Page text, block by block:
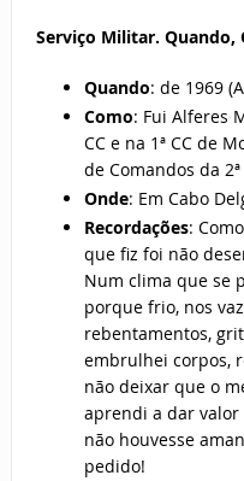
Serviço Militar. Quando,
Quando: de 1969
Como: Fui Alferes
CC e na 1ª CC de
de Comandos da
Onde: Em Cabo
Recordações:
que fiz foi não
Num clima que se
porque frio, nos
rebentamentos,
embrulhei corpos,
não deixar que o
aprendi a dar valor
não houvesse
pedido!